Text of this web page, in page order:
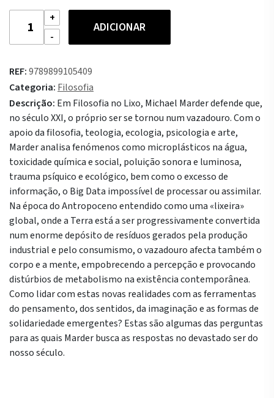
Quantidade
Filosofia
Lixo
ADICIONAR
REF:9789899105409
Categoria: Filosofia
Descrição: Em Filosofia no Lixo, Michael Marder defende que,
no século XXI, o próprio ser se tornou num vazadouro. Com o
apoio da filosofia, teologia, ecologia, psicologia e arte,
Marder analisa fenómenos como microplásticos na água,
toxicidade química e social, poluição sonora e luminosa,
trauma psíquico e ecológico, bem como o excesso de
informação, o Big Data impossível de processar ou assimilar.
Na época do Antropoceno entendido como uma «lixeira»
global, onde a Terra está a ser progressivamente convertida
num enorme depósito de resíduos gerados pela produção
industrial e pelo consumismo, o vazadouro afecta também o
corpo e a mente, empobrecendo a percepção e provocando
distúrbios de metabolismo na existência contemporânea.
Como lidar com estas novas realidades com as ferramentas
do pensamento, dos sentidos, da imaginação e as formas de
solidariedade emergentes? Estas são algumas das perguntas
para as quais Marder busca as respostas no devastado ser do
nosso século.